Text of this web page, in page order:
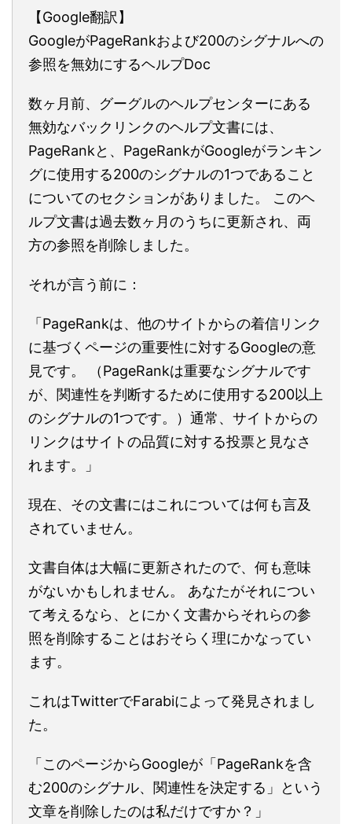
【Google翻訳】
GoogleがPageRankおよび200のシグナルへの
参照を無効にするヘルプDoc
数ヶ月前、グーグルのヘルプセンターにある
無効なバックリンクのヘルプ文書には、
PageRankと、PageRankがGoogleがランキン
グに使用する200のシグナルの1つであること
についてのセクションがありました。 このヘ
ルプ文書は過去数ヶ月のうちに更新され、両
方の参照を削除しました。
それが言う前に：
「PageRankは、他のサイトからの着信リンク
に基づくページの重要性に対するGoogleの意
見です。 （PageRankは重要なシグナルです
が、関連性を判断するために使用する200以上
のシグナルの1つです。）通常、サイトからの
リンクはサイトの品質に対する投票と見なさ
れます。」
現在、その文書にはこれについては何も言及
されていません。
文書自体は大幅に更新されたので、何も意味
がないかもしれません。 あなたがそれについ
て考えるなら、とにかく文書からそれらの参
照を削除することはおそらく理にかなってい
ます。
これはTwitterでFarabiによって発見されまし
た。
「このページからGoogleが「PageRankを含
む200のシグナル、関連性を決定する」という
文章を削除したのは私だけですか？」